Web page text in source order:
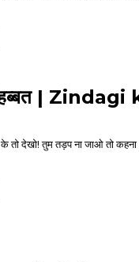
| Zindagi
तो देखो! तुम तड़प ना जाओ तो